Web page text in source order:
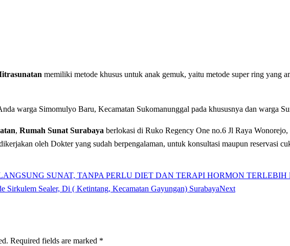
memiliki metode khusus untuk anak gemuk, yaitu metode super ring yang
warga Simomulyo Baru, Kecamatan Sukomanunggal pada khususnya dan warga
, Rumah Sunat Surabaya berlokasi di Ruko Regency One no.6 Jl Raya
oleh Dokter yang sudah berpengalaman, untuk konsultasi maupun reservasi
SUNAT, TANPA PERLU DIET DAN TERAPI HORMON TERLEBIH
Sirkulem Sealer, Di ( Ketintang, Kecamatan Gayungan) SurabayaNext
Required fields are marked *